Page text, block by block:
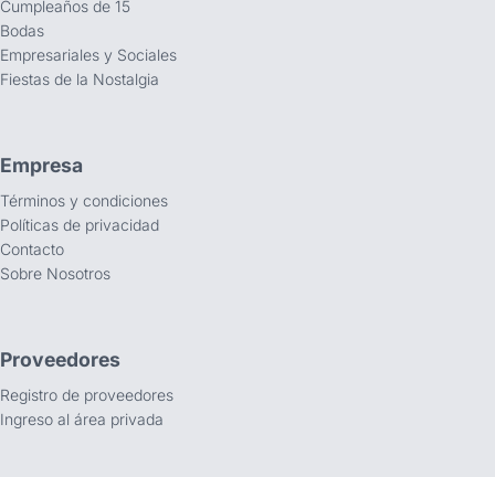
Cumpleaños de 15
Bodas
Empresariales y Sociales
Fiestas de la Nostalgia
Empresa
Términos y condiciones
Políticas de privacidad
Contacto
Sobre Nosotros
Proveedores
Registro de proveedores
Ingreso al área privada